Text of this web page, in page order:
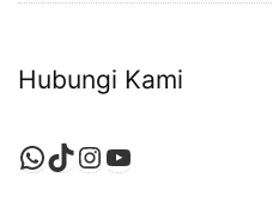
Hubungi Kami
WhatsApp
TikTok
Instagram
YouTube